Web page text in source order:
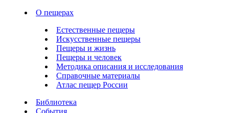
О пещерах
Естественные пещеры
Искусственные пещеры
Пещеры и жизнь
Пещеры и человек
Методика описания и исследования
Справочные материалы
Атлас пещер России
Библиотека
События